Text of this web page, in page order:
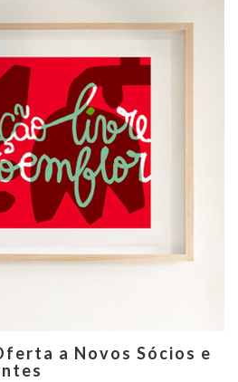
a Novos Sócios e